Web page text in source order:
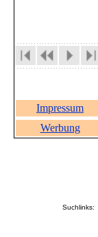
Impressum
Werbung
Suchlinks: